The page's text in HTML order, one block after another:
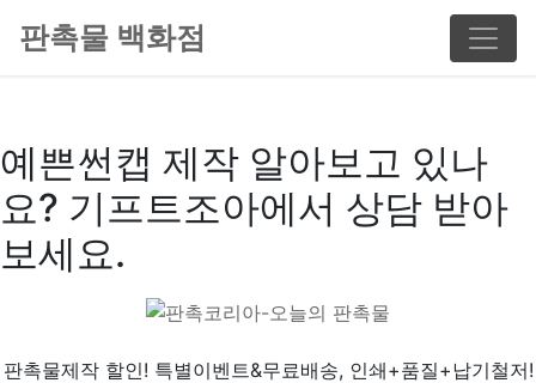
판촉물 백화점
예쁜썬캡 제작 알아보고 있나
요? 기프트조아에서 상담 받아
보세요.
판촉물제작 할인! 특별이벤트&무료배송, 인쇄+품질+납기철저!